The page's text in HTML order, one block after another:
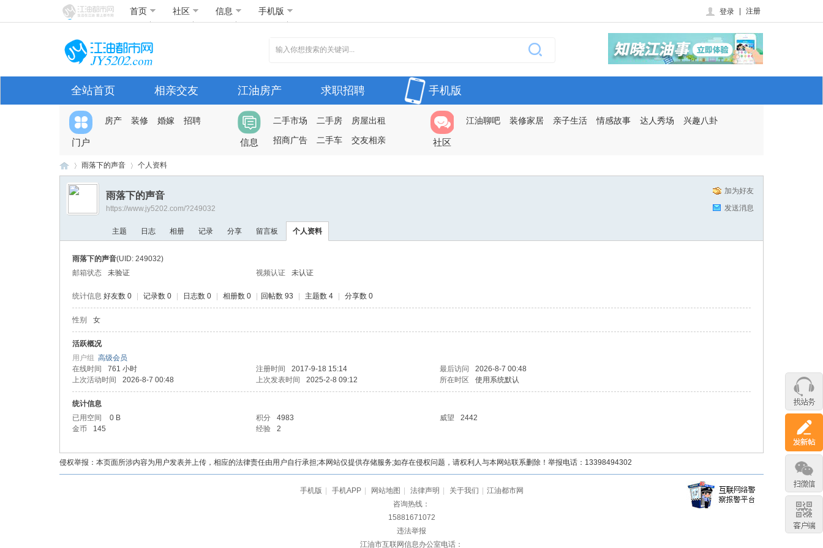
首页 社区 信息 手机版 登录 注册
全站首页 相亲交友 江油房产 求职招聘 手机版
门户
房产 装修 婚嫁 招聘
信息
二手市场 二手房
房屋出租
招商广告
二手车 交友相亲 社区
江油聊吧 装修家居 亲子生活 情感故事 达人秀场 兴趣八卦
都
›
雨落下的声音 个人资料
加为好友
发送消息
雨落下的声音
https://www.jy5202.com/?249032
主题 日志 相册 记录 分享 留言板 个人资料
雨落下的声音(UID: 249032)
邮箱状态
未验证 视频认证 未认证
统计信息 好友数 0 记录数 0 日志数 0 相册数 0 回帖数 93 主题数 4 分享数 0
性别 女
活跃概况
用户组 高级会员
在线时间
761 小时 注册时间 2017-9-18 15:14 最后访问
2026-8-7 00:48
上次活动时间
2026-8-7 00:48 上次发表时间 2025-2-8 09:12 所在时区 使用系统默认
统计信息
已用空间
0 B 积分 4983 威望
2442
金币
145 经验 2
侵权举报：本页面所涉内容为用户发表并上传，相应的法律责任由用户自行承担;本网站仅提供存储服务;如存在侵权问题，请权利人与本网站联系删除！举报电话：13398494302
手机版 手机APP 网站地图 法律声明 关于我们
江油都市网
咨询热线：
15881671072
违法举报
江油市互联网信息办公室电话：